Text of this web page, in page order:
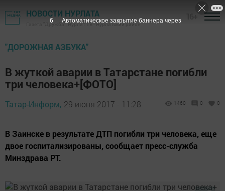
НОВОСТИ НУРЛАТА
Газета "Дружба", Нурлат ТВ - Нурлатский район
"ДОРОЖНАЯ АЗБУКА"
В жуткой аварии в Татарстане погибли
три человека+[ФОТО]
Татар-Информ, 29 июня 2017 - 11:28 1460 0 0
В Заинске в результате ДТП погибли три человека, еще
двое госпитализированы, сообщает пресс-служба
Минздрава РТ.
6 Автоматическое закрытие баннера через